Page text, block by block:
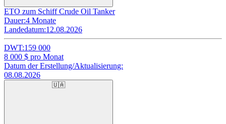
ETO zum Schiff Crude Oil Tanker
Dauer:4 Monate
Landedatum:12.08.2026
DWT:159 000
8 000 $ pro Monat
Datum der Erstellung/Aktualisierung:
08.08.2026
🇺🇦